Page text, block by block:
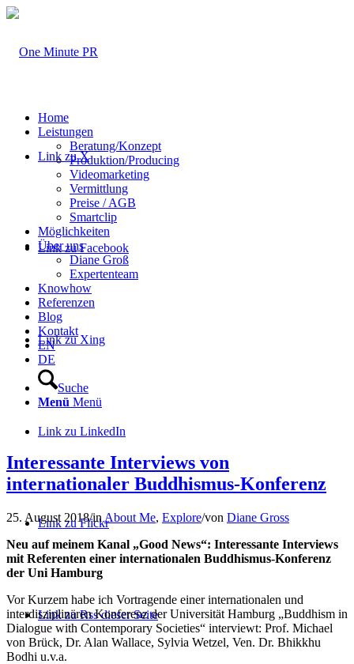
Link zu X
Link zu Facebook
Link zu Xing
Link zu LinkedIn
Link zu Flickr
Link zu Rss dieser Seite
Home
Leistungen
Beratung/Konzept
Produktion/Producing
Videomarketing
Vermittlung
Preise / AGB
Smartclip
Möglichkeiten
Über uns
Diane Groß
Expertenteam
Knowhow
Referenzen
Blog
Kontakt
EN
DE
Suche
Menü Menü
Interessante Interviews von
internationaler Buddhismus-Konferenz
25. August 2018/in About Me, Explore/von Diane Gross
Neu auf meinem Kanal „Good News“: Interessante Interviews
mit Referenten einer internationalen Buddhismus-Konferenz
der Uni Hamburg
Vor Kurzem habe ich Vortragende einer internationalen und
interdisziplinären Konferenz der Universität Hamburg „Buddhism in
Dialogue with Contemporary Societies“ interviewt: Prof. Michael
von Brück, Dr. Alan Wallace, Sylvia Wetzel, Ven. Dr. Bhikkhu
Bodhi u.v.a.